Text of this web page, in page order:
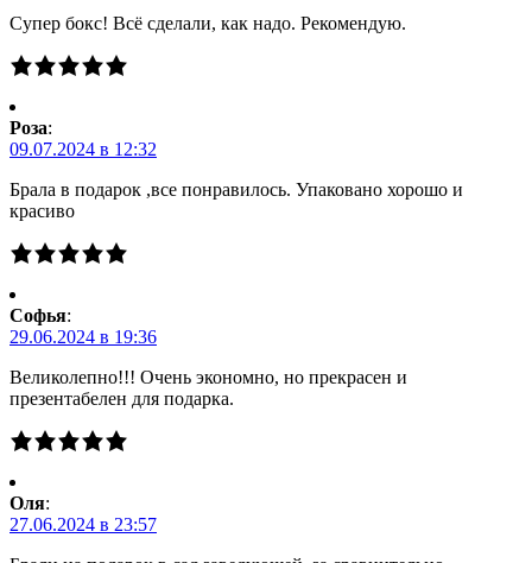
Супер бокс! Всё сделали, как надо. Рекомендую.
Роза:
09.07.2024 в 12:32
Брала в подарок ,все понравилось. Упаковано хорошо и
красиво
Софья:
29.06.2024 в 19:36
Великолепно!!! Очень экономно, но прекрасен и
презентабелен для подарка.
Оля:
27.06.2024 в 23:57